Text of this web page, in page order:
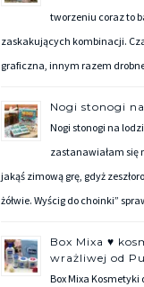
tworzeniu coraz to
zaskakujących kombinacji.
graficzna, innym razem
Nogi stonogi
Nogi stonogi na
zastanawiałam się
jakąś zimową grę, gdyż
żółwie. Wyścig do choinki”
Box Mixa ♥
wrażliwej od
Box Mixa